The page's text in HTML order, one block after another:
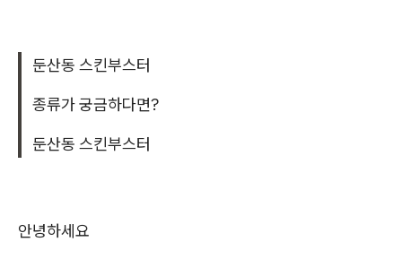
둔산동 스킨부스터
종류가 궁금하다면?
둔산동 스킨부스터
안녕하세요